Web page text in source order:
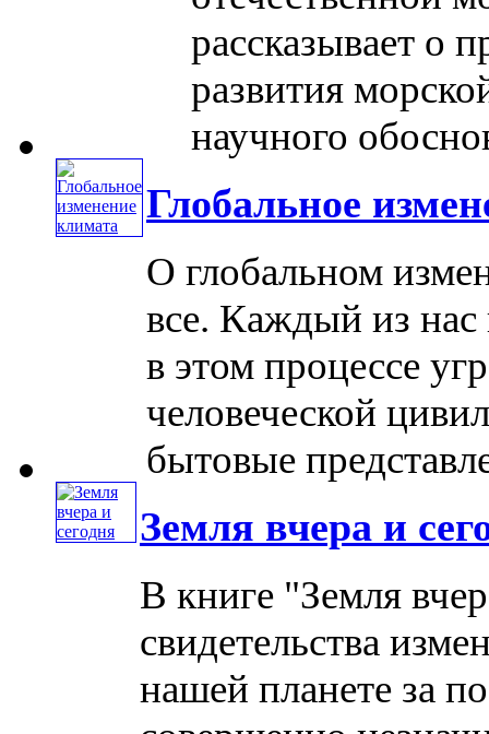
рассказывает о
развития
научного
Глобальное
О глобальном
все. Каждый из
в этом процессе
человеческой
бытовые
Земля вчера и
В книге "Земля
свидетельства
нашей планете за